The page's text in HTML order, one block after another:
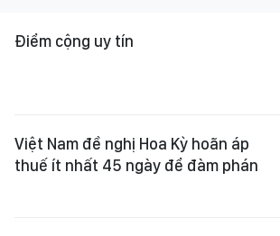
Điểm cộng uy tín
Việt Nam đề nghị Hoa Kỳ hoãn áp
thuế ít nhất 45 ngày để đàm phán